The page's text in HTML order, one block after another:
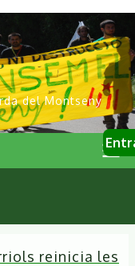
del Montseny
reinicia les